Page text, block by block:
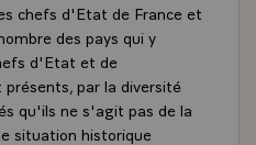
chefs d'Etat de France et
des pays qui y
d'Etat et de
par la diversité
qu'ils ne s'agit pas de la
situation historique